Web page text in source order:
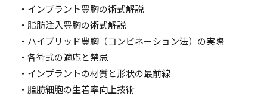
・インプラント豊胸の術式解説
・脂肪注入豊胸の術式解説
・ハイブリッド豊胸（コンビネーション法）の実際
・各術式の適応と禁忌
・インプラントの材質と形状の最前線
・脂肪細胞の生着率向上技術